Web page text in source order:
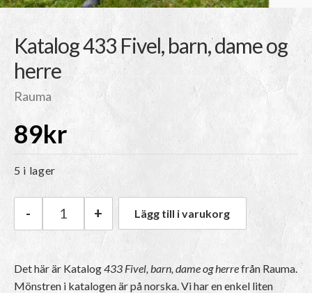
Katalog 433 Fivel, barn, dame og
herre
Rauma
89kr
5 i lager
Rauma Katalog 433 Fivel, barn, dame og herre
- + Lägg till i varukorg
Det här är Katalog433 Fivel, barn, dame og herrefrån Rauma.
Mönstren i katalogen är på norska. Vi har en enkel liten